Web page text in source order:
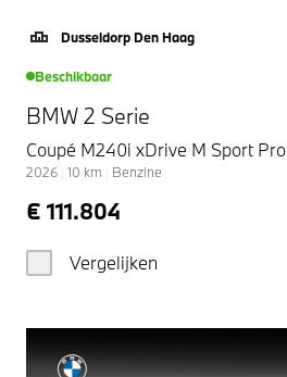
Dusseldorp Den Haag
Beschikbaar
BMW 2 Serie
Coupé M240i xDrive M Sport Pro
2026 10 km Benzine
€ 111.804
Vergelijken